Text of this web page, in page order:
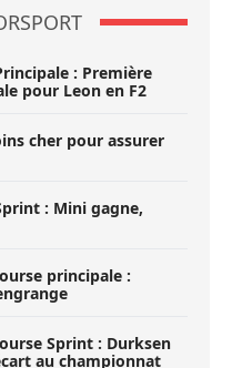
: Première
pour Leon en F2
cher pour assurer
: Mini gagne,
principale :
Sprint : Durksen
au championnat